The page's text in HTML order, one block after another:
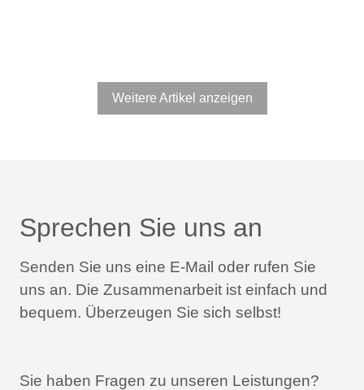
Weitere Artikel anzeigen
Sprechen Sie uns an
Senden Sie uns eine E-Mail oder rufen Sie
uns an. Die Zusammenarbeit ist einfach und
bequem. Überzeugen Sie sich selbst!
Sie haben Fragen zu unseren Leistungen?